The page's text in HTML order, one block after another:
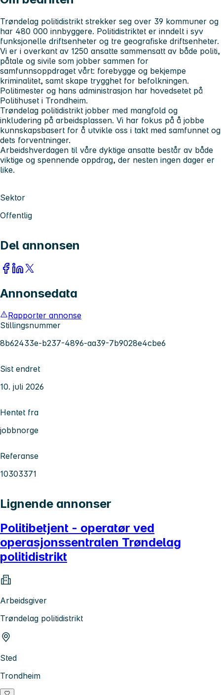
Trøndelag politidistrikt strekker seg over 39 kommuner og
har 480 000 innbyggere. Politidistriktet er inndelt i syv
funksjonelle driftsenheter og tre geografiske driftsenheter.
Vi er i overkant av 1250 ansatte sammensatt av både politi,
påtale og sivile som jobber sammen for
samfunnsoppdraget vårt: forebygge og bekjempe
kriminalitet, samt skape trygghet for befolkningen.
Politimester og hans administrasjon har hovedsetet på
Politihuset i Trondheim.
Trøndelag politidistrikt jobber med mangfold og
inkludering på arbeidsplassen. Vi har fokus på å jobbe
kunnskapsbasert for å utvikle oss i takt med samfunnet og
dets forventninger.
Arbeidshverdagen til våre dyktige ansatte består av både
viktige og spennende oppdrag, der nesten ingen dager er
like.
Sektor
Offentlig
Del annonsen
Annonsedata
Rapporter annonse
Stillingsnummer
8b62433e-b237-4896-aa39-7b9028e4cbe6
Sist endret
10. juli 2026
Hentet fra
jobbnorge
Referanse
10303371
Lignende annonser
Politibetjent - operatør ved
operasjonssentralen Trøndelag
politidistrikt
Arbeidsgiver
Trøndelag politidistrikt
Sted
Trondheim